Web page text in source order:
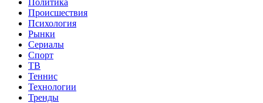
Происшествия
Психология
Рынки
Сериалы
Спорт
ТВ
Теннис
Технологии
Тренды